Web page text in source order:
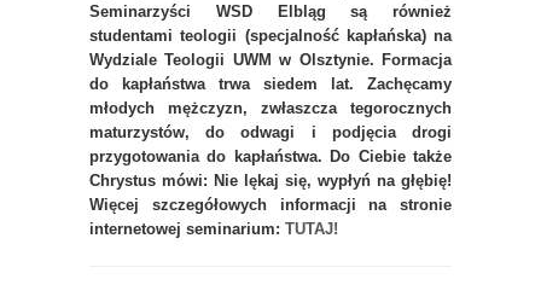
Seminarzyści WSD Elbląg są również
studentami teologii (specjalność kapłańska) na
Wydziale Teologii UWM w Olsztynie. Formacja
do kapłaństwa trwa siedem lat. Zachęcamy
młodych mężczyzn, zwłaszcza tegorocznych
maturzystów, do odwagi i podjęcia drogi
przygotowania do kapłaństwa. Do Ciebie także
Chrystus mówi: Nie lękaj się, wypłyń na głębię!
Więcej szczegółowych informacji na stronie
internetowej seminarium: TUTAJ!